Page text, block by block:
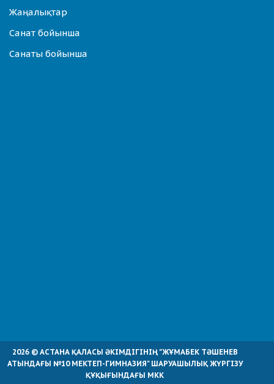
Жаңалықтар
Санат бойынша
Санаты бойынша
2026 © АСТАНА ҚАЛАСЫ ӘКІМДІГІНІҢ "ЖҰМАБЕК ТӘШЕНЕВ
АТЫНДАҒЫ №10 МЕКТЕП-ГИМНАЗИЯ" ШАРУАШЫЛЫҚ ЖҮРГІЗУ
ҚҰҚЫҒЫНДАҒЫ МКК